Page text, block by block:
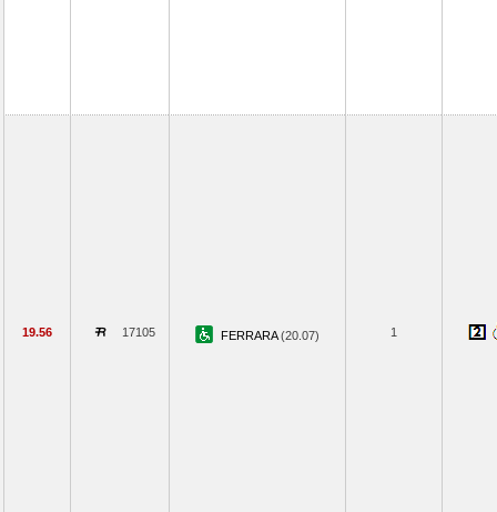
19.56 17105 FERRARA(20.07) 1